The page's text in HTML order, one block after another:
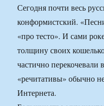
Сегодня почти весь
конформистский.
«про тесто». И сами
толщину своих
частично
«речитативы» обычно
Интернета.